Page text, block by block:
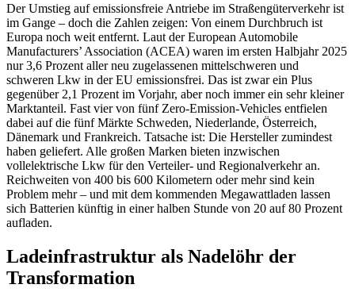
Der Umstieg auf emissionsfreie Antriebe im Straßengüterverkehr ist
im Gange – doch die Zahlen zeigen: Von einem Durchbruch ist
Europa noch weit entfernt. Laut der European Automobile
Manufacturers’ Association (ACEA) waren im ersten Halbjahr 2025
nur 3,6 Prozent aller neu zugelassenen mittelschweren und
schweren Lkw in der EU emissionsfrei. Das ist zwar ein Plus
gegenüber 2,1 Prozent im Vorjahr, aber noch immer ein sehr kleiner
Marktanteil. Fast vier von fünf Zero-Emission-Vehicles entfielen
dabei auf die fünf Märkte Schweden, Niederlande, Österreich,
Dänemark und Frankreich. Tatsache ist: Die Hersteller zumindest
haben geliefert. Alle großen Marken bieten inzwischen
vollelektrische Lkw für den Verteiler- und Regionalverkehr an.
Reichweiten von 400 bis 600 Kilometern oder mehr sind kein
Problem mehr – und mit dem kommenden Megawattladen lassen
sich Batterien künftig in einer halben Stunde von 20 auf 80 Prozent
aufladen.
Ladeinfrastruktur als Nadelöhr der
Transformation